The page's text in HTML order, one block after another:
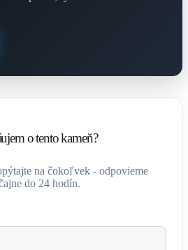
o tento kameň?
na čokoľvek - odpovieme
do 24 hodín.